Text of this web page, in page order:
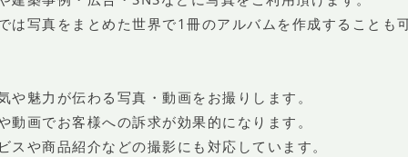
は写真をまとめた世界で1冊のアルバムを作成することも
や魅力が伝わる写真・動画をお撮りします。
動画でお客様への訴求が効果的になります。
スや商品紹介などの撮影にも対応しています。